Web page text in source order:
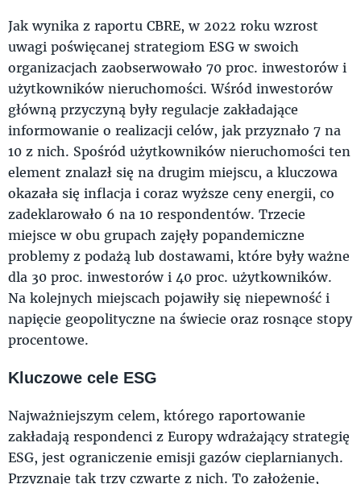
Jak wynika z raportu CBRE, w 2022 roku wzrost
uwagi poświęcanej strategiom ESG w swoich
organizacjach zaobserwowało 70 proc. inwestorów i
użytkowników nieruchomości. Wśród inwestorów
główną przyczyną były regulacje zakładające
informowanie o realizacji celów, jak przyznało 7 na
10 z nich. Spośród użytkowników nieruchomości ten
element znalazł się na drugim miejscu, a kluczowa
okazała się inflacja i coraz wyższe ceny energii, co
zadeklarowało 6 na 10 respondentów. Trzecie
miejsce w obu grupach zajęły popandemiczne
problemy z podażą lub dostawami, które były ważne
dla 30 proc. inwestorów i 40 proc. użytkowników.
Na kolejnych miejscach pojawiły się niepewność i
napięcie geopolityczne na świecie oraz rosnące stopy
procentowe.
Kluczowe cele ESG
Najważniejszym celem, którego raportowanie
zakładają respondenci z Europy wdrażający strategię
ESG, jest ograniczenie emisji gazów cieplarnianych.
Przyznaje tak trzy czwarte z nich. To założenie,